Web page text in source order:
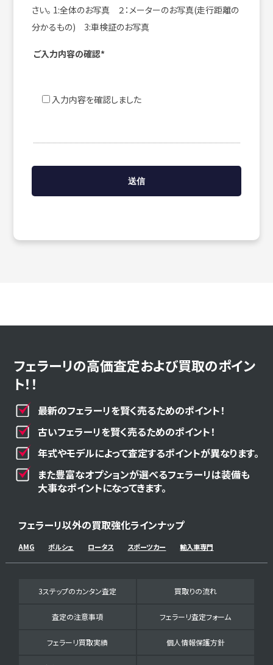
さい。 1:全体のお写真 ２：メーターのお写真(走行距離の
分かるもの) 3:車検証のお写真
ご入力内容の確認*
入力内容を確認しました
フェラーリの高価査定および買取のポイン
ト！！
最新のフェラーリを賢く売るためのポイント！
古いフェラーリを賢く売るためのポイント！
年式やモデルによって査定するポイントが異なります。
また豊富なオプションが選べるフェラーリは装備も
大事なポイントになってきます。
フェラーリ以外の買取強化ラインナップ
AMG ポルシェ ロータス スポーツカー 輸入車専門
3ステップのカンタン査定 買取りの流れ
査定の注意事項 フェラーリ査定フォーム
フェラーリ買取実績 個人情報保護方針